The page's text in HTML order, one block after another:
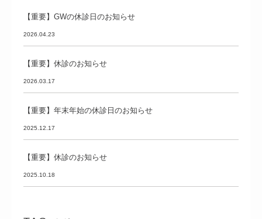
【重要】GWの休診日のお知らせ
2026.04.23
【重要】休診のお知らせ
2026.03.17
【重要】年末年始の休診日のお知らせ
2025.12.17
【重要】休診のお知らせ
2025.10.18